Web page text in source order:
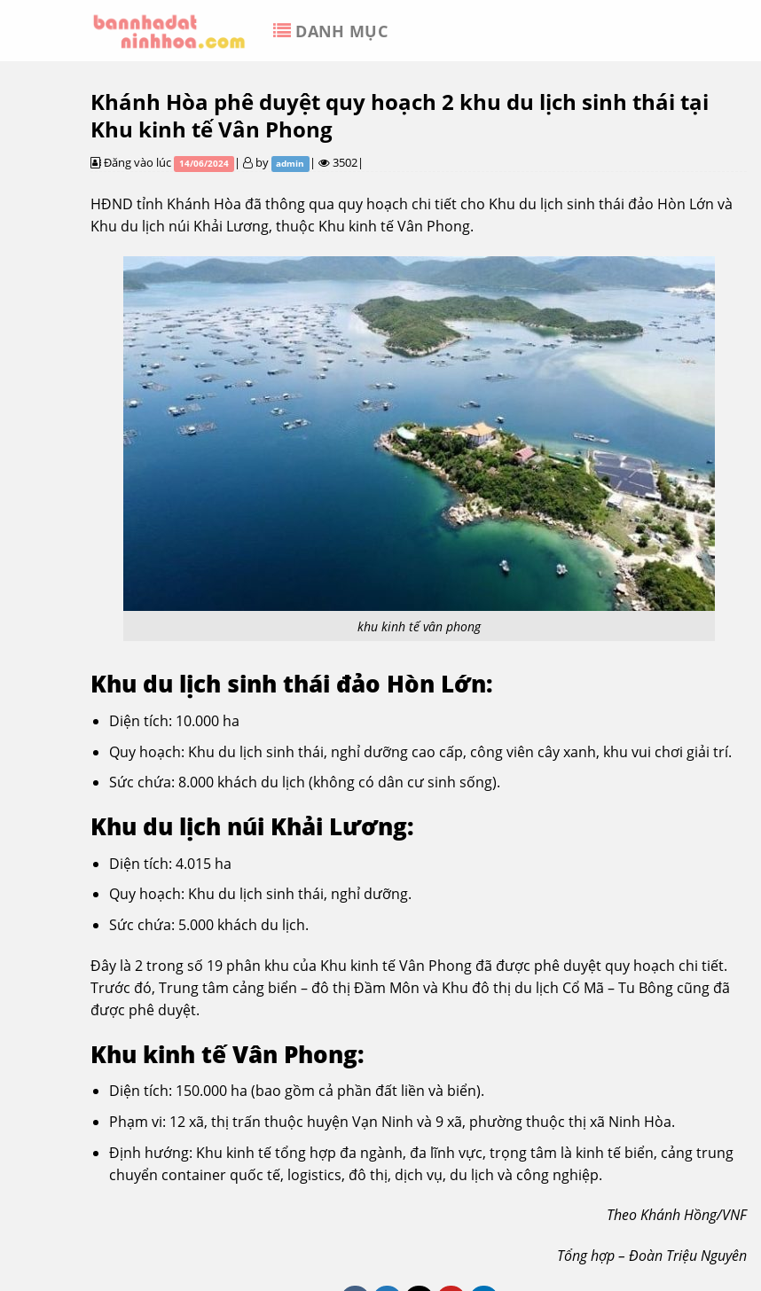
DANH MỤC
Khánh Hòa phê duyệt quy hoạch 2 khu du lịch sinh thái tại
Khu kinh tế Vân Phong
Đăng vào lúc 14/06/2024 | by admin | 3502|
HĐND tỉnh Khánh Hòa đã thông qua quy hoạch chi tiết cho Khu du lịch sinh thái đảo Hòn Lớn và
Khu du lịch núi Khải Lương, thuộc Khu kinh tế Vân Phong.
khu kinh tế vân phong
Khu du lịch sinh thái đảo Hòn Lớn:
Diện tích: 10.000 ha
Quy hoạch: Khu du lịch sinh thái, nghỉ dưỡng cao cấp, công viên cây xanh, khu vui chơi giải trí.
Sức chứa: 8.000 khách du lịch (không có dân cư sinh sống).
Khu du lịch núi Khải Lương:
Diện tích: 4.015 ha
Quy hoạch: Khu du lịch sinh thái, nghỉ dưỡng.
Sức chứa: 5.000 khách du lịch.
Đây là 2 trong số 19 phân khu của Khu kinh tế Vân Phong đã được phê duyệt quy hoạch chi tiết.
Trước đó, Trung tâm cảng biển – đô thị Đầm Môn và Khu đô thị du lịch Cổ Mã – Tu Bông cũng đã
được phê duyệt.
Khu kinh tế Vân Phong:
Diện tích: 150.000 ha (bao gồm cả phần đất liền và biển).
Phạm vi: 12 xã, thị trấn thuộc huyện Vạn Ninh và 9 xã, phường thuộc thị xã Ninh Hòa.
Định hướng: Khu kinh tế tổng hợp đa ngành, đa lĩnh vực, trọng tâm là kinh tế biển, cảng trung
chuyển container quốc tế, logistics, đô thị, dịch vụ, du lịch và công nghiệp.
Theo Khánh Hồng/VNF
Tổng hợp – Đoàn Triệu Nguyên